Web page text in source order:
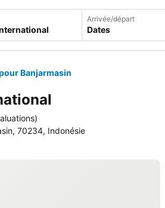
Arrivée/départ
Dates
Banjarmasin
)
70234, Indonésie